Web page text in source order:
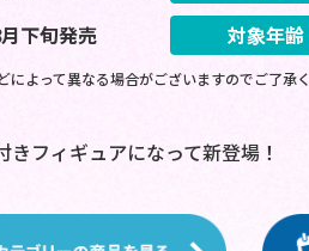
月下旬発売 対象年齢
よって異なる場合がございますのでご了承く
きフィギュアになって新登場！